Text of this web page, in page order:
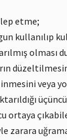
etme;
kullanılıp
olması
veya
ortaya
zarara